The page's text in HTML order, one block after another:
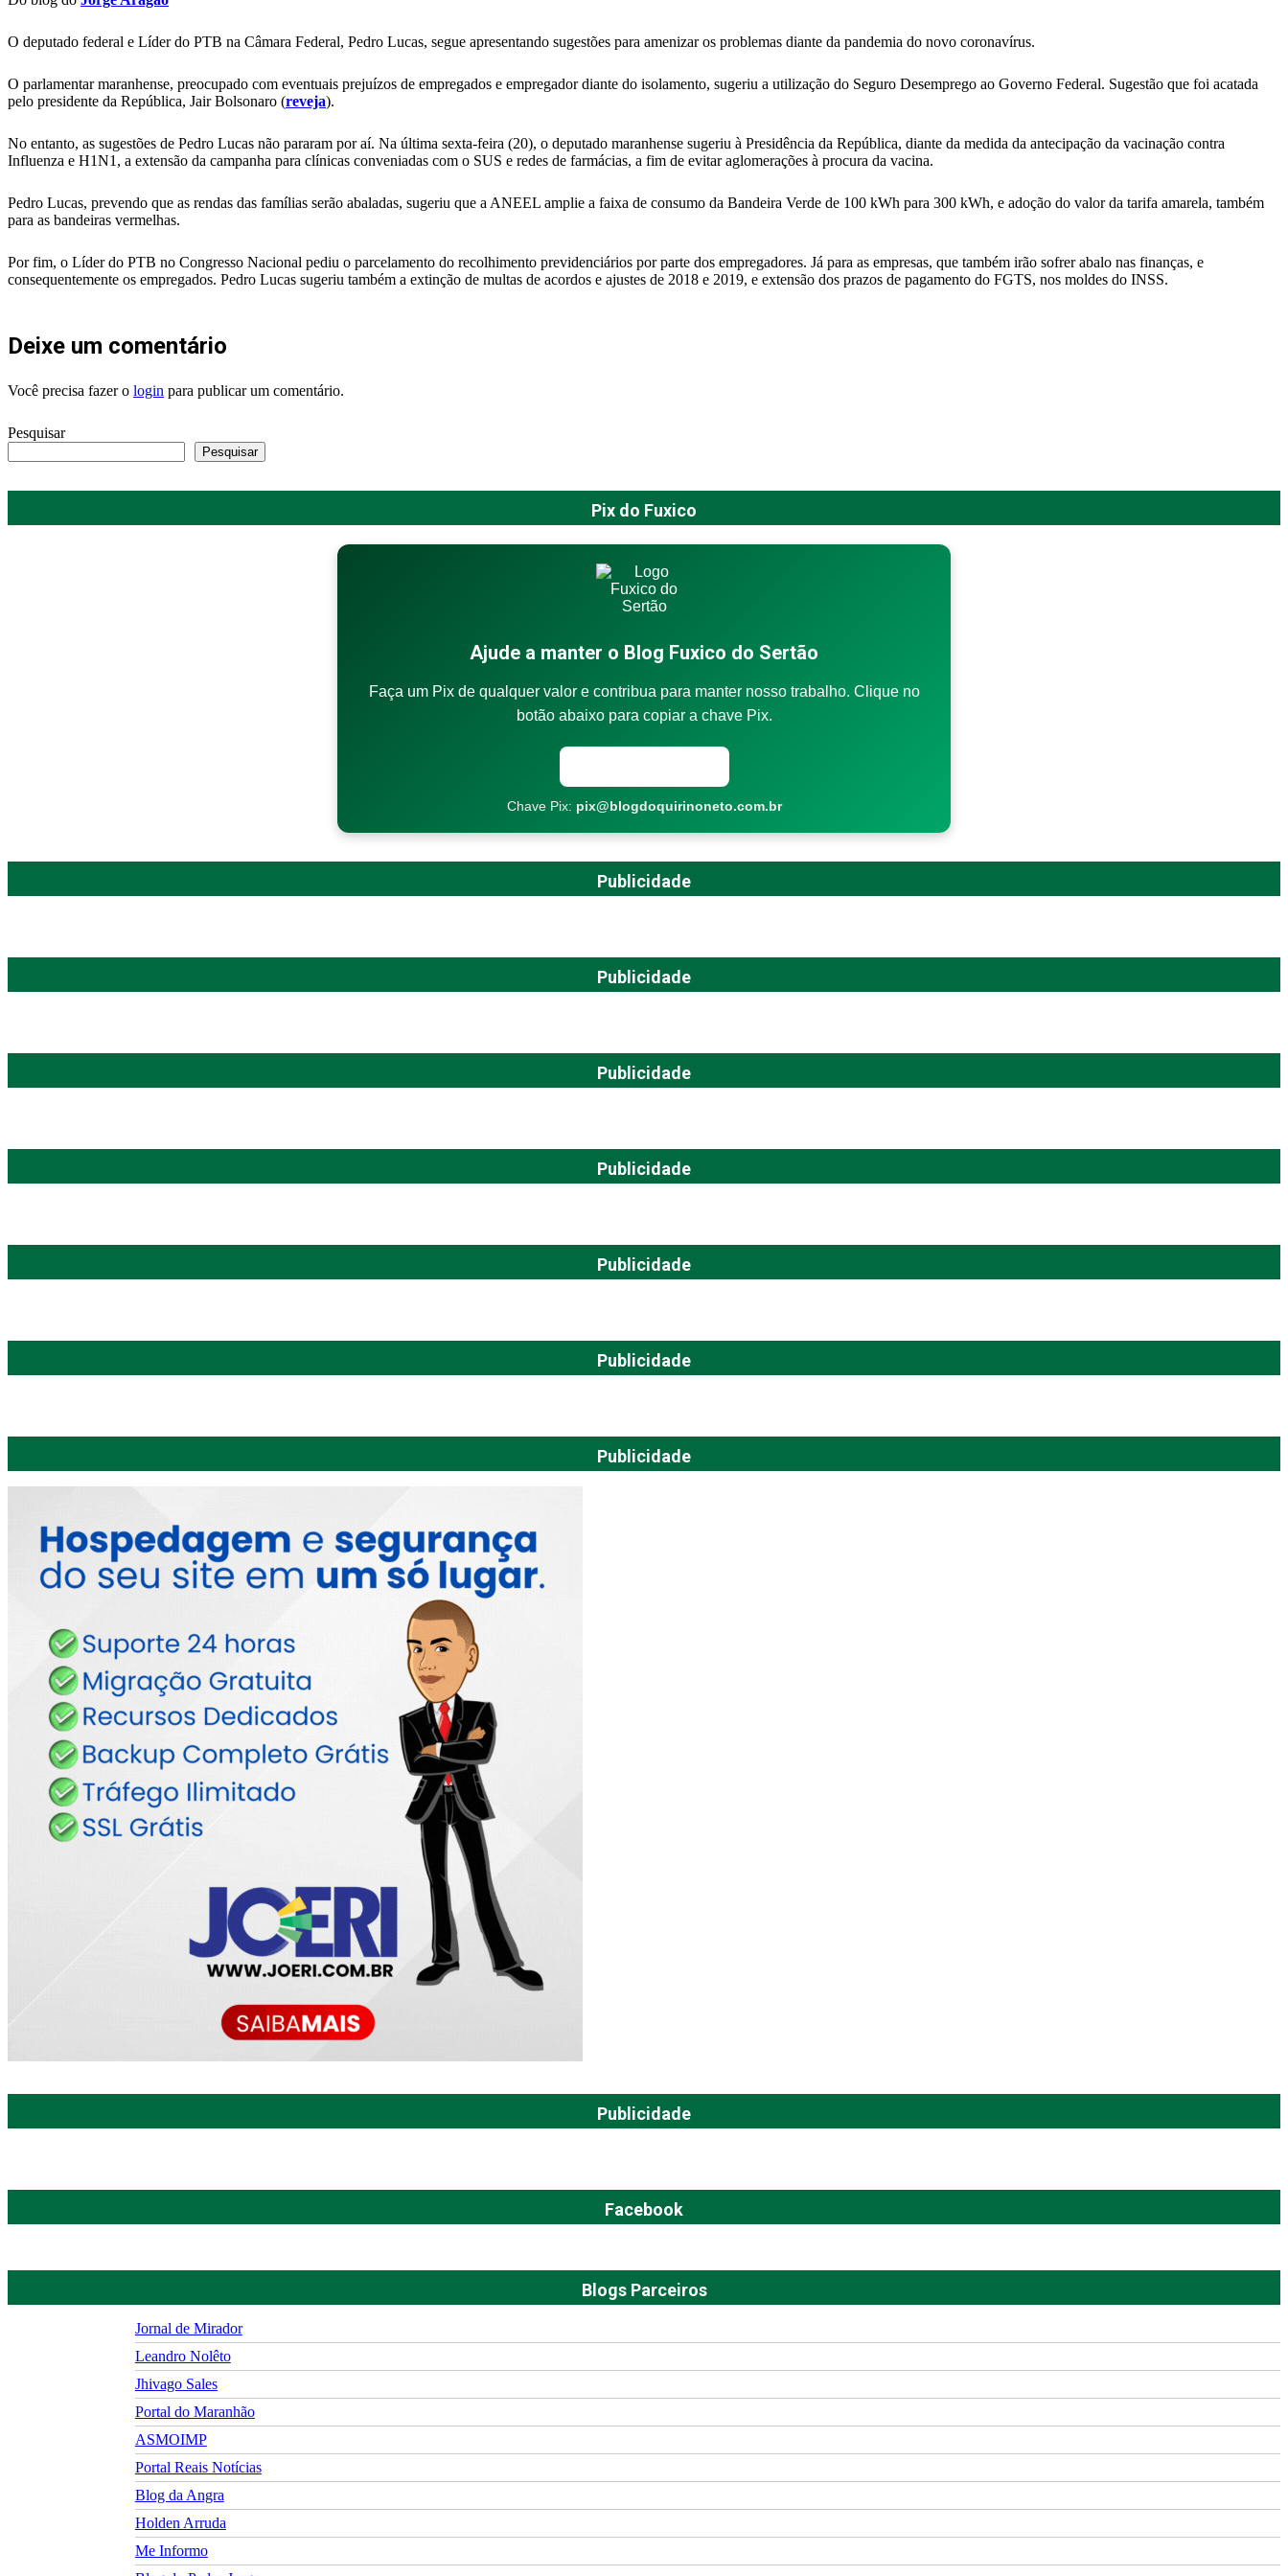
O deputado federal e Líder do PTB na Câmara Federal, Pedro Lucas, segue apresentando sugestões para amenizar os problemas diante da pandemia do novo coronavírus.
O parlamentar maranhense, preocupado com eventuais prejuízos de empregados e empregador diante do isolamento, sugeriu a utilização do Seguro Desemprego ao Governo Federal. Sugestão que foi acatada
pelo presidente da República, Jair Bolsonaro (reveja).
No entanto, as sugestões de Pedro Lucas não pararam por aí. Na última sexta-feira (20), o deputado maranhense sugeriu à Presidência da República, diante da medida da antecipação da vacinação contra
Influenza e H1N1, a extensão da campanha para clínicas conveniadas com o SUS e redes de farmácias, a fim de evitar aglomerações à procura da vacina.
Pedro Lucas, prevendo que as rendas das famílias serão abaladas, sugeriu que a ANEEL amplie a faixa de consumo da Bandeira Verde de 100 kWh para 300 kWh, e adoção do valor da tarifa amarela, também
para as bandeiras vermelhas.
Por fim, o Líder do PTB no Congresso Nacional pediu o parcelamento do recolhimento previdenciários por parte dos empregadores. Já para as empresas, que também irão sofrer abalo nas finanças, e
consequentemente os empregados. Pedro Lucas sugeriu também a extinção de multas de acordos e ajustes de 2018 e 2019, e extensão dos prazos de pagamento do FGTS, nos moldes do INSS.
Deixe um comentário
Você precisa fazer o login para publicar um comentário.
Pesquisar
Pesquisar
Pix do Fuxico
Ajude a manter o Blog Fuxico do Sertão
Faça um Pix de qualquer valor e contribua para manter nosso trabalho. Clique no
botão abaixo para copiar a chave Pix.
Chave Pix: pix@blogdoquirinoneto.com.br
Publicidade
Publicidade
Publicidade
Publicidade
Publicidade
Publicidade
Publicidade
Publicidade
Facebook
Blogs Parceiros
Jornal de Mirador
Leandro Nolêto
Jhivago Sales
Portal do Maranhão
ASMOIMP
Portal Reais Notí­cias
Blog da Angra
Holden Arruda
Me Informo